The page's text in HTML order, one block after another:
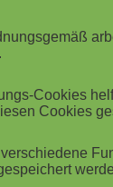
Müssten wir
aber nicht
wichtigsten?
Cookies
Cookies